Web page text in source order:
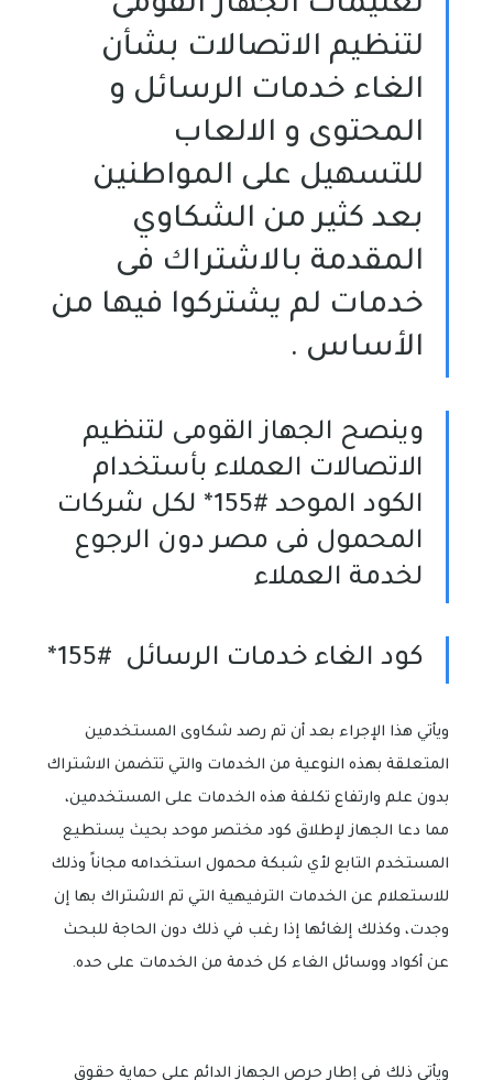
تعليمات الجهاز القومى
لتنظيم الاتصالات بشأن
الغاء خدمات الرسائل و
المحتوى و الالعاب
للتسهيل على المواطنين
بعد كثير من الشكاوي
المقدمة بالاشتراك فى
خدمات لم يشتركوا فيها من
الأساس .
وينصح الجهاز القومى لتنظيم
الاتصالات العملاء بأستخدام
الكود الموحد #155* لكل شركات
المحمول فى مصر دون الرجوع
لخدمة العملاء
كود الغاء خدمات الرسائل #155*
ويأتي هذا الإجراء بعد أن تم رصد شكاوى المستخدمين
المتعلقة بهذه النوعية من الخدمات والتي تتضمن الاشتراك
بدون علم وارتفاع تكلفة هذه الخدمات على المستخدمين،
مما دعا الجهاز لإطلاق كود مختصر موحد بحيث يستطيع
المستخدم التابع لأي شبكة محمول استخدامه مجاناً وذلك
للاستعلام عن الخدمات الترفيهية التي تم الاشتراك بها إن
وجدت، وكذلك إلغائها إذا رغب في ذلك دون الحاجة للبحث
عن أكواد ووسائل الغاء كل خدمة من الخدمات على حده.
ويأتي ذلك في إطار حرص الجهاز الدائم على حماية حقوق